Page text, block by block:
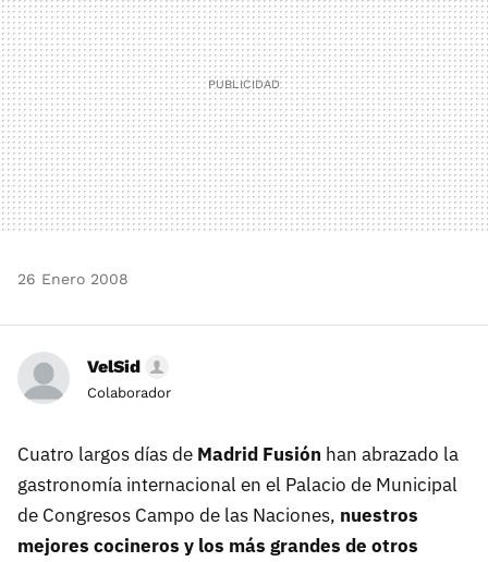
26 Enero 2008
VelSid
Colaborador
Cuatro largos días de Madrid Fusión han abrazado la
gastronomía internacional en el Palacio de Municipal
de Congresos Campo de las Naciones, nuestros
mejores cocineros y los más grandes de otros